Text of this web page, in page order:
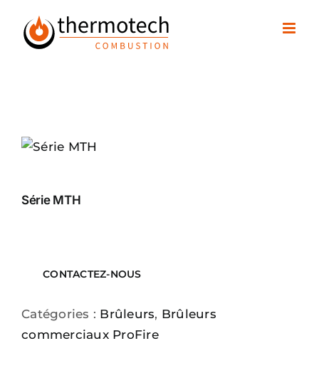
contenu
Série MTH
CONTACTEZ-NOUS
Catégories : Brûleurs, Brûleurs
commerciaux ProFire